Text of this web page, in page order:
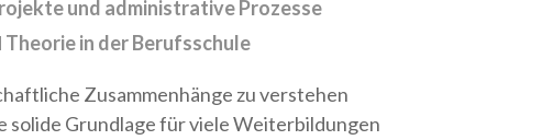
und administrative Prozesse
Theorie in der Berufsschule
Zusammenhänge zu verstehen
solide Grundlage für viele Weiterbildungen